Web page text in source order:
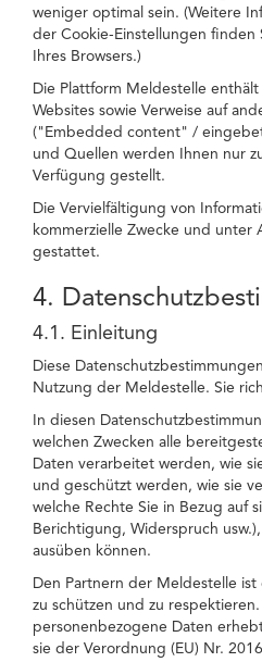
weniger optimal sein. (Weitere
der Cookie-Einstellungen
Ihres Browsers.)
Die Plattform Meldestelle
Websites sowie Verweise auf
("Embedded content" /
und Quellen werden Ihnen nur
Verfügung gestellt.
Die Vervielfältigung von
kommerzielle Zwecke und unter
gestattet.
4.
4.1. Einleitung
Diese
Nutzung der Meldestelle. Sie
In diesen
welchen Zwecken alle
Daten verarbeitet werden, wie
und geschützt werden, wie sie
welche Rechte Sie in Bezug auf
Berichtigung, Widerspruch
ausüben können.
Den Partnern der Meldestelle
zu schützen und zu
personenbezogene Daten
sie der Verordnung (EU) Nr.